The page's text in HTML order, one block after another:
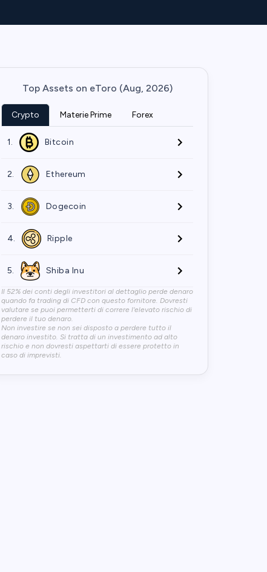
Top Assets on eToro (Aug, 2026)
Crypto Materie Prime Forex
1. Bitcoin
2. Ethereum
3. Dogecoin
4. Ripple
5. Shiba Inu
Il 52% dei conti degli investitori al dettaglio perde denaro
quando fa trading di CFD con questo fornitore. Dovresti
valutare se puoi permetterti di correre l'elevato rischio di
perdere il tuo denaro.
Non investire se non sei disposto a perdere tutto il
denaro investito. Si tratta di un investimento ad alto
rischio e non dovresti aspettarti di essere protetto in
caso di imprevisti.